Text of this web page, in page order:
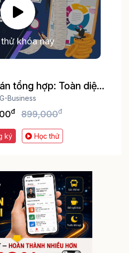
khóa này
tổng hợp: Toàn diện,
trên phần mềm kế
và Excel
G-Business
đ 899,000đ
ký Học thử